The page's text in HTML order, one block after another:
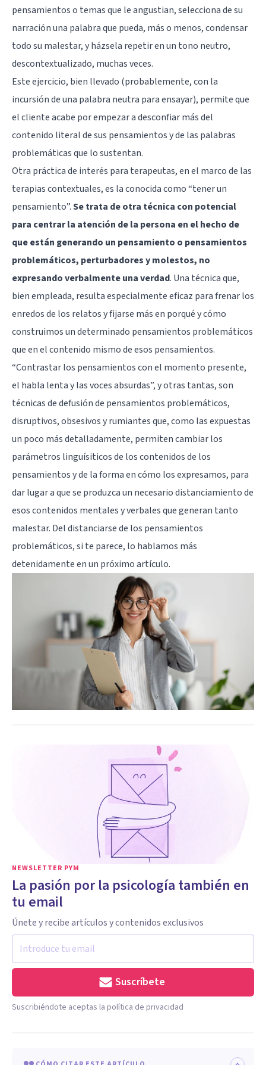
pensamientos o temas que le angustian, selecciona de su
narración una palabra que pueda, más o menos, condensar
todo su malestar, y házsela repetir en un tono neutro,
descontextualizado, muchas veces.
Este ejercicio, bien llevado (probablemente, con la
incursión de una palabra neutra para ensayar), permite que
el cliente acabe por empezar a desconfiar más del
contenido literal de sus pensamientos y de las palabras
problemáticas que lo sustentan.
Otra práctica de interés para terapeutas, en el marco de las
terapias contextuales, es la conocida como “tener un
pensamiento”.Se trata de otra técnica con potencial
para centrar la atención de la persona en el hecho de
que están generando un pensamiento o pensamientos
problemáticos, perturbadores y molestos, no
expresando verbalmente una verdad. Una técnica que,
bien empleada, resulta especialmente eficaz para frenar los
enredos de los relatos y fijarse más en porqué y cómo
construimos un determinado pensamientos problemáticos
que en el contenido mismo de esos pensamientos.
“Contrastar los pensamientos con el momento presente,
el habla lenta y las voces absurdas”, y otras tantas, son
técnicas de defusión de pensamientos problemáticos,
disruptivos, obsesivos y rumiantes que, como las expuestas
un poco más detalladamente, permiten cambiar los
parámetros linguísiticos de los contenidos de los
pensamientos y de la forma en cómo los expresamos, para
dar lugar a que se produzca un necesario distanciamiento de
esos contenidos mentales y verbales que generan tanto
malestar. Del distanciarse de los pensamientos
problemáticos, si te parece, lo hablamos más
detenidamente en un próximo artículo.
NEWSLETTER PYM
La pasión por la psicología también en
tu email
Únete y recibe artículos y contenidos exclusivos
Suscríbete
Suscribiéndote aceptas la política de privacidad